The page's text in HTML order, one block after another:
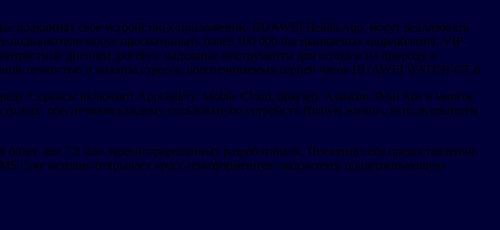
подключат свое устройство к приложению HUAWEI Health App, могут реализовать
могут просматривать более 100 000 настраиваемых циферблатов, VIP-
дисплеи для бега, надежные инструменты для походов на природу и
точностью и анализа стресса, обеспечиваемых серией часов HUAWEI WATCH GT 6.
Сервисы включают AppGallery, Mobile Cloud, браузер, Assistant, Petal Ads и многое
обеспечивая каждому пользователю устройств Huawei жизнь с использованием
чем 7,2 млн зарегистрированных разработчиков. Посвятив себя предоставлению
Core активно открывает кросс-платформенную экосистему, поддерживающую